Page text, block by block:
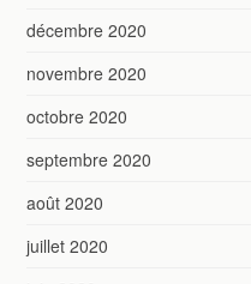
décembre 2020
novembre 2020
octobre 2020
septembre 2020
août 2020
juillet 2020